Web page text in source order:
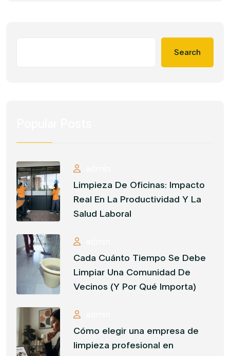
Search
Limpieza De Oficinas: Impacto
Real En La Productividad Y La
Salud Laboral
Cada Cuánto Tiempo Se Debe
Limpiar Una Comunidad De
Vecinos (Y Por Qué Importa)
Cómo elegir una empresa de
limpieza profesional en